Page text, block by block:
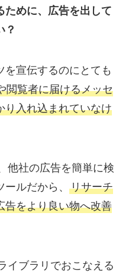
ために、広告を出して
？
を宣伝するのにとても
閲覧者に届けるメッセ
り入れ込まれていなけ
他社の広告を簡単に検
ルだから、 リサーチ
告をより良い物へ改善
イブラリでおこなえる